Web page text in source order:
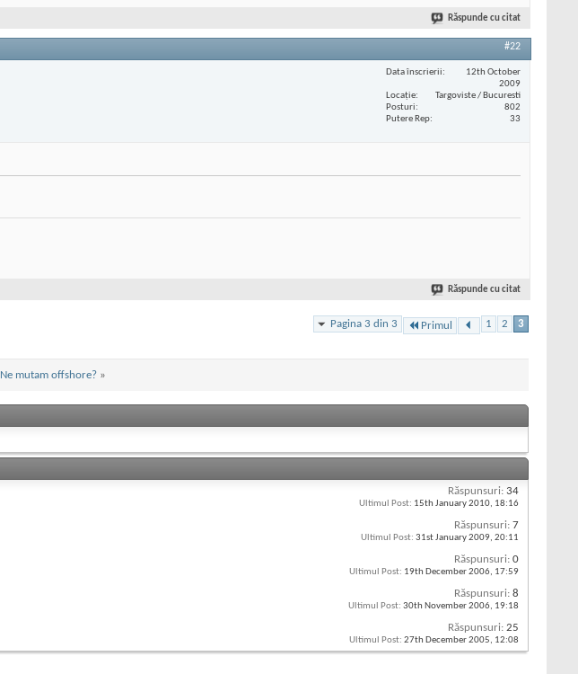
Răspunde cu citat
#22
Data înscrierii
12th October
2009
Locaţie
Targoviste / Bucuresti
Posturi
802
Putere Rep
33
Răspunde cu citat
Pagina 3 din 3 Primul 1 2 3
Ne mutam offshore? »
Răspunsuri: 34
Ultimul Post: 15th January 2010, 18:16
Răspunsuri: 7
Ultimul Post: 31st January 2009, 20:11
Răspunsuri: 0
Ultimul Post: 19th December 2006, 17:59
Răspunsuri: 8
Ultimul Post: 30th November 2006, 19:18
Răspunsuri: 25
Ultimul Post: 27th December 2005, 12:08